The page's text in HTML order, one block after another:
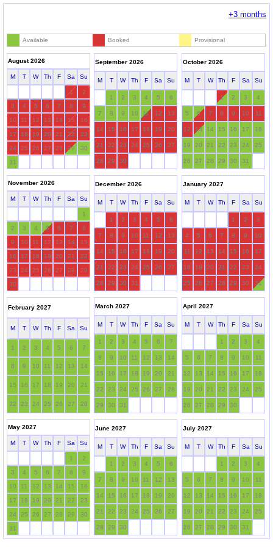
+3 months
Available Booked Provisional
August 2026
M T W Th F Sa Su
1 2
3 4 5 6 7 8 9
10 11 12 13 14 15 16
17 18 19 20 21 22 23
24 25 26 27 28 29 30
31
September 2026
M T W Th F Sa Su
1 2 3 4 5 6
7 8 9 10 11 12 13
14 15 16 17 18 19 20
21 22 23 24 25 26 27
28 29 30
October 2026
M T W Th F Sa Su
1 2 3 4
5 6 7 8 9 10 11
12 13 14 15 16 17 18
19 20 21 22 23 24 25
26 27 28 29 30 31
November 2026
M T W Th F Sa Su
1
2 3 4 5 6 7 8
9 10 11 12 13 14 15
16 17 18 19 20 21 22
23 24 25 26 27 28 29
30
December 2026
M T W Th F Sa Su
1 2 3 4 5 6
7 8 9 10 11 12 13
14 15 16 17 18 19 20
21 22 23 24 25 26 27
28 29 30 31
January 2027
M T W Th F Sa Su
1 2 3
4 5 6 7 8 9 10
11 12 13 14 15 16 17
18 19 20 21 22 23 24
25 26 27 28 29 30 31
February 2027
M T W Th F Sa Su
1 2 3 4 5 6 7
8 9 10 11 12 13 14
15 16 17 18 19 20 21
22 23 24 25 26 27 28
March 2027
M T W Th F Sa Su
1 2 3 4 5 6 7
8 9 10 11 12 13 14
15 16 17 18 19 20 21
22 23 24 25 26 27 28
29 30 31
April 2027
M T W Th F Sa Su
1 2 3 4
5 6 7 8 9 10 11
12 13 14 15 16 17 18
19 20 21 22 23 24 25
26 27 28 29 30
May 2027
M T W Th F Sa Su
1 2
3 4 5 6 7 8 9
10 11 12 13 14 15 16
17 18 19 20 21 22 23
24 25 26 27 28 29 30
31
June 2027
M T W Th F Sa Su
1 2 3 4 5 6
7 8 9 10 11 12 13
14 15 16 17 18 19 20
21 22 23 24 25 26 27
28 29 30
July 2027
M T W Th F Sa Su
1 2 3 4
5 6 7 8 9 10 11
12 13 14 15 16 17 18
19 20 21 22 23 24 25
26 27 28 29 30 31